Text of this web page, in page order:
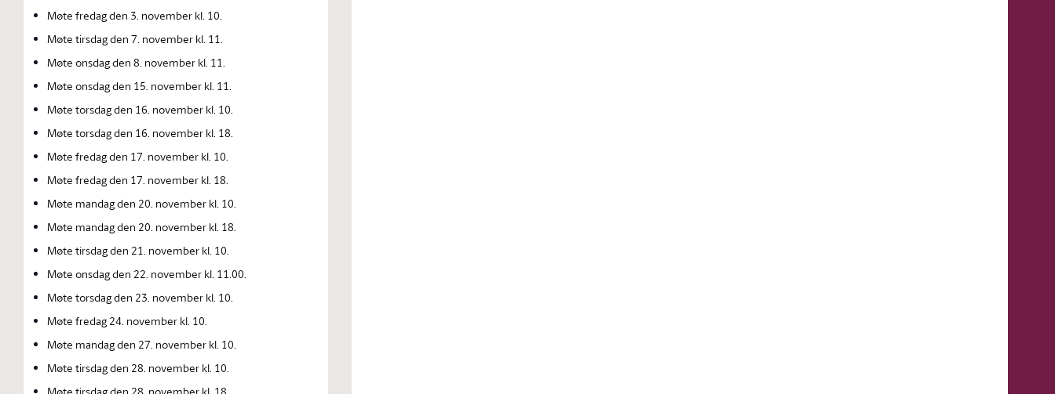
Møte fredag den 3. november kl. 10.
Møte tirsdag den 7. november kl. 11.
Møte onsdag den 8. november kl. 11.
Møte onsdag den 15. november kl. 11.
Møte torsdag den 16. november kl. 10.
Møte torsdag den 16. november kl. 18.
Møte fredag den 17. november kl. 10.
Møte fredag den 17. november kl. 18.
Møte mandag den 20. november kl. 10.
Møte mandag den 20. november kl. 18.
Møte tirsdag den 21. november kl. 10.
Møte onsdag den 22. november kl. 11.00.
Møte torsdag den 23. november kl. 10.
Møte fredag 24. november kl. 10.
Møte mandag den 27. november kl. 10.
Møte tirsdag den 28. november kl. 10.